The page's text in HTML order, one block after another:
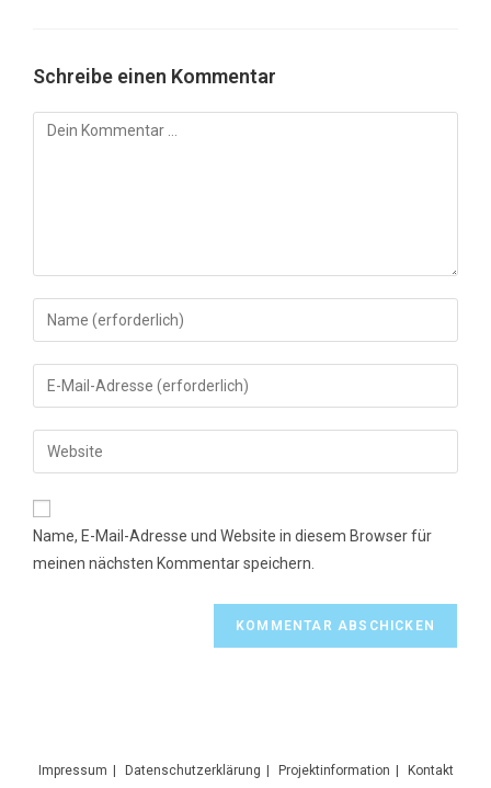
Schreibe einen Kommentar
Kommentar
Gib
deinen
Namen
oder
zum
Kommentieren
ein
Gib
deine
E-
Mail-
zum
Kommentieren
ein
Gib
deine
Website-
Name, E-Mail-Adresse und Website in diesem Browser für
meinen nächsten Kommentar speichern.
Impressum Datenschutzerklärung Projektinformation Kontakt